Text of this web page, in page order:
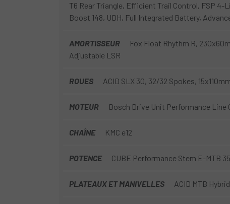
T6 Rear Triangle, Efficient Trail Control, FSP 4-
Boost 148, UDH, Full Integrated Battery,
AMORTISSEUR
Fox Float Rhythm R,
Adjustable LSR
ROUES ACID SLX 30, 32/32 Spokes,
MOTEUR Bosch Drive Unit Performance Line
CHAÎNE KMC e12
POTENCE CUBE Performance Stem E-MTB
PLATEAUX ET MANIVELLES ACID MTB